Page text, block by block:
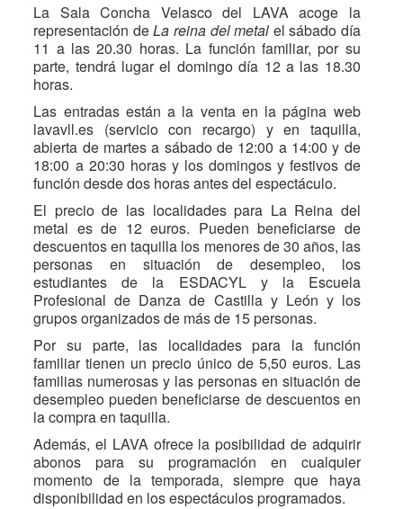
La Sala Concha Velasco del LAVA acoge la
representación deLa reina del metal el sábado día
11 a las 20.30 horas. La función familiar, por su
parte, tendrá lugar el domingo día 12 a las 18.30
horas.
Las entradas están a la venta en la página web
lavavll.es (servicio con recargo) y en taquilla,
abierta de martes a sábado de 12:00 a 14:00 y de
18:00 a 20:30 horas y los domingos y festivos de
función desde dos horas antes del espectáculo.
El precio de las localidades para La Reina del
metal es de 12 euros. Pueden beneficiarse de
descuentos en taquilla los menores de 30 años, las
personas en situación de desempleo, los
estudiantes de la ESDACYL y la Escuela
Profesional de Danza de Castilla y León y los
grupos organizados de más de 15 personas.
Por su parte, las localidades para la función
familiar tienen un precio único de 5,50 euros. Las
familias numerosas y las personas en situación de
desempleo pueden beneficiarse de descuentos en
la compra en taquilla.
Además, el LAVA ofrece la posibilidad de adquirir
abonos para su programación en cualquier
momento de la temporada, siempre que haya
disponibilidad en los espectáculos programados.